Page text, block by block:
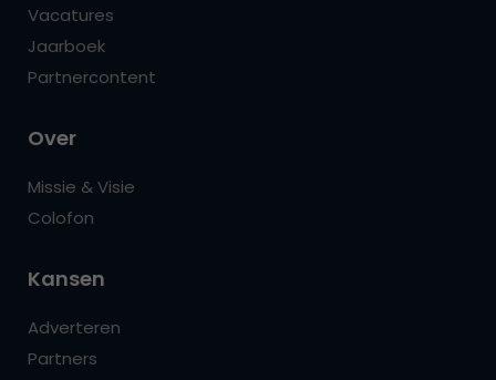
Vacatures
Jaarboek
Partnercontent
Over
Missie & Visie
Colofon
Kansen
Adverteren
Partners